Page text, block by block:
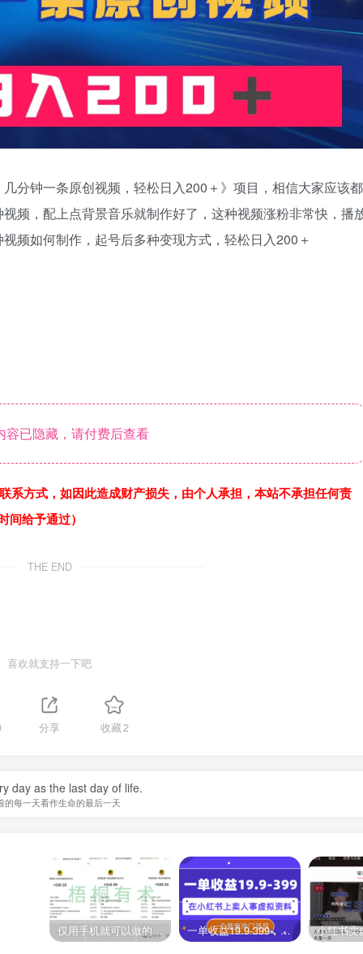
分钟一条原创视频，轻松日入200＋》项目，相信大家应该都
频，配上点背景音乐就制作好了，这种视频涨粉非常快，播
频如何制作，起号后多种变现方式，轻松日入200＋
已隐藏，请付费后查看
系方式，如因此造成财产损失，由个人承担，本站不承担任何责
给予通过）
THE END
喜欢就支持一下吧
分享 收藏2
day as the last day of life.
的每一天看作生命的最后一天
仅用手机就可以做的小项目，当天就能见钱，每天100-300 一单收益19.9-399，一个蓝海冷门项目，在小红书上卖人事虚拟资料